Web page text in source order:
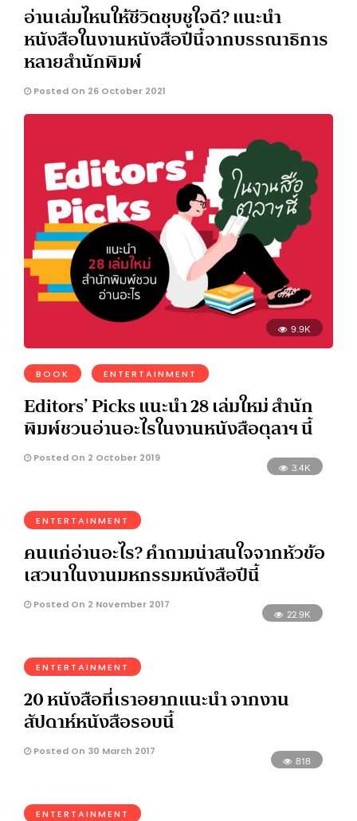
อ่านเล่มไหนให้ชีวิตชุบชูใจดี? แนะนำ
หนังสือในงานหนังสือปีนี้จากบรรณาธิการ
หลายสำนักพิมพ์
Posted On 26 October 2021
9.9K
BOOK ENTERTAINMENT
Editors’ Picks แนะนำ 28 เล่มใหม่ สำนัก
พิมพ์ชวนอ่านอะไรในงานหนังสือตุลาฯ นี้
Posted On 2 October 2019
3.4K
ENTERTAINMENT
คนแก่อ่านอะไร? คำถามน่าสนใจจากหัวข้อ
เสวนาในงานมหกรรมหนังสือปีนี้
Posted On 2 November 2017
22.9K
ENTERTAINMENT
20 หนังสือที่เราอยากแนะนำ จากงาน
สัปดาห์หนังสือรอบนี้
Posted On 30 March 2017
818
ENTERTAINMENT